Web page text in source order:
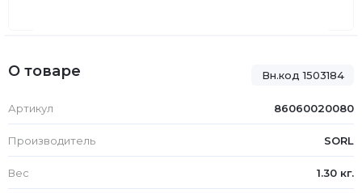
Вн.код 1503184
О товаре
Артикул 86060020080
Производитель SORL
Вес 1.30 кг.